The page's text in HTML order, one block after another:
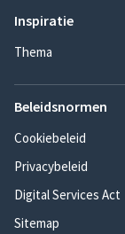
Inspiratie
Thema
Beleidsnormen
Cookiebeleid
Privacybeleid
Digital Services Act
Sitemap